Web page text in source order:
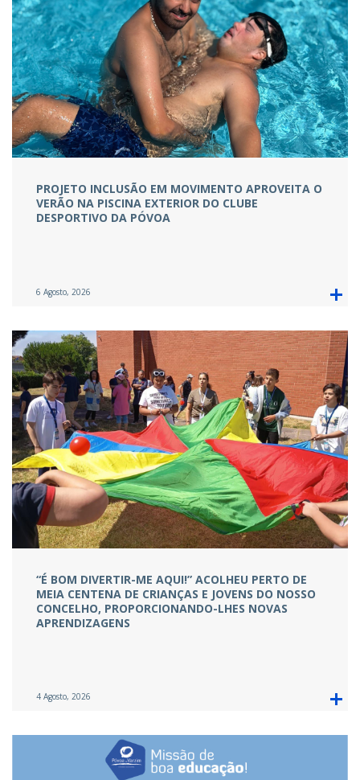
PROJETO INCLUSÃO EM MOVIMENTO APROVEITA O
VERÃO NA PISCINA EXTERIOR DO CLUBE
DESPORTIVO DA PÓVOA
6 Agosto, 2026
“É BOM DIVERTIR-ME AQUI!” ACOLHEU PERTO DE
MEIA CENTENA DE CRIANÇAS E JOVENS DO NOSSO
CONCELHO, PROPORCIONANDO-LHES NOVAS
APRENDIZAGENS
4 Agosto, 2026